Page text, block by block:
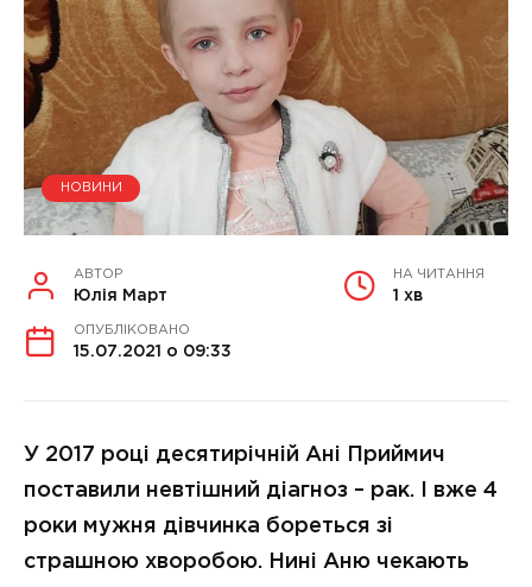
НОВИНИ
АВТОР
Юлія Март
НА ЧИТАННЯ
1 хв
ОПУБЛІКОВАНО
15.07.2021 о 09:33
У 2017 році десятирічній Ані Приймич
поставили невтішний діагноз – рак. І вже 4
роки мужня дівчинка бореться зі
страшною хворобою. Нині Аню чекають